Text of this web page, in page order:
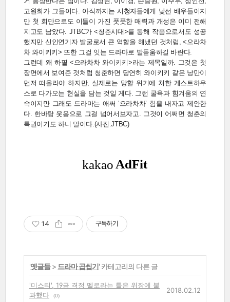
고원희가 그들이다. 아직까지는 시청자들에게 낯선 배우들이지
만 첫 회만으로도 이들이 가진 풋풋한 매력과 개성은 이미 전해
지고도 남았다. JTBC가 <청춘시대>를 통해 작품으로서도 성공
했지만 신인연기자 발굴로서 큰 역할을 해냈던 것처럼, <으라차
차 와이키키> 또한 그걸 잇는 드라마로 발돋움하길 바란다.
그런데 왜 하필 <으라차차 와이키키>라는 제목일까. 그것은 첫
장면에서 보여준 것처럼 청춘하면 당연히 와이키키 같은 낭만이
먼저 떠올라야 하지만, 실제로는 망할 위기에 처한 게스트하우
스로 다가오는 현실을 담는 것일 게다. 그런 굴욕과 힘겨움의 연
속이지만 그래도 드라마는 애써 ‘으라차차’ 힘을 내자고 제안한
다. 한바탕 웃음으로 그걸 넘어서보자고. 그것이 어쩌면 청춘의
특권이기도 하니 말이다.(사진:JTBC)
14 구독하기
'옛글들> 드라마 곱씹기' 카테고리의 다른 글
'미스티', 19금 격정 멜로라는 틀은 위장에 불
과했다
(0)
2018.02.12